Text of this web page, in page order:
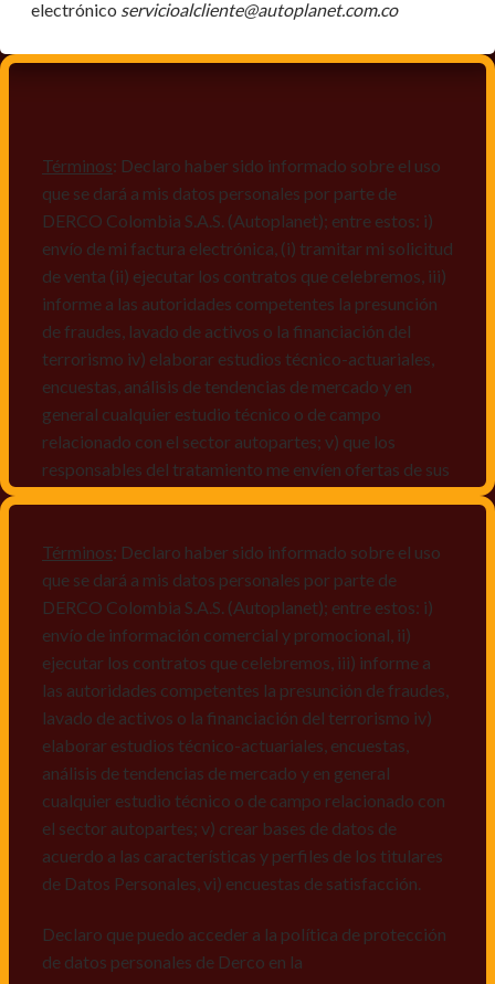
electrónico servicioalcliente@autoplanet.com.co
Términos: Declaro haber sido informado sobre el uso
que se dará a mis datos personales por parte de
DERCO Colombia S.A.S. (Autoplanet); entre estos: i)
envío de mi factura electrónica, (i) tramitar mi solicitud
de venta (ii) ejecutar los contratos que celebremos, iii)
informe a las autoridades competentes la presunción
de fraudes, lavado de activos o la financiación del
terrorismo iv) elaborar estudios técnico-actuariales,
encuestas, análisis de tendencias de mercado y en
general cualquier estudio técnico o de campo
relacionado con el sector autopartes; v) que los
responsables del tratamiento me envíen ofertas de sus
mismos, vi) crear bases de datos de acuerdo a las
características y perfiles de los titulares de Datos
Personales, v) encuestas de satisfacción, vi) reportes
recall.
Declaro que puedo acceder a la política de protección
de datos personales de Derco en la
direcciónwww.autoplanet.com.co, igualmente,
manifiesto que he sido informado sobre mis derechos
a conocer, actualizar, rectificar, suprimir, solicitar
prueba: i) de autorización y ii) finalidad, presentar
quejas y/o reclamos en canales de
atención: servicioalcliente@derco.com.coy en
responsables, para que efectúen el tratamiento de mis
datos conforme lo expuesto.
Términos: Declaro haber sido informado sobre el uso
que se dará a mis datos personales por parte de
DERCO Colombia S.A.S. (Autoplanet); entre estos: i)
envío de información comercial y promocional, ii)
ejecutar los contratos que celebremos, iii) informe a
las autoridades competentes la presunción de fraudes,
lavado de activos o la financiación del terrorismo iv)
elaborar estudios técnico-actuariales, encuestas,
análisis de tendencias de mercado y en general
cualquier estudio técnico o de campo relacionado con
el sector autopartes; v) crear bases de datos de
acuerdo a las características y perfiles de los titulares
de Datos Personales, vi) encuestas de satisfacción.
Declaro que puedo acceder a la política de protección
de datos personales de Derco en la